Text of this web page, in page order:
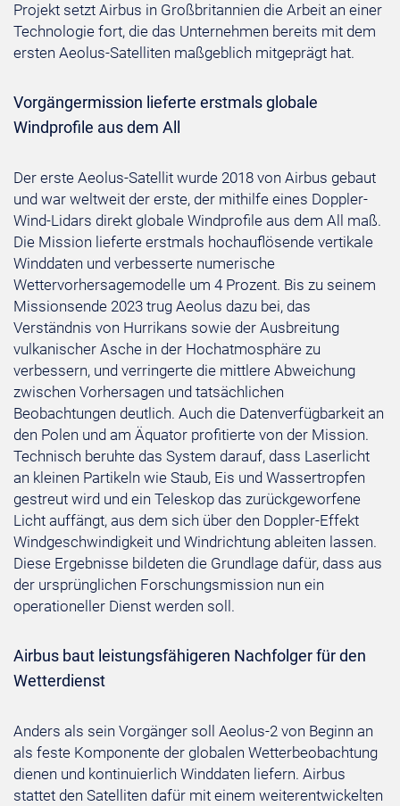
Projekt setzt Airbus in Großbritannien die Arbeit an einer
Technologie fort, die das Unternehmen bereits mit dem
ersten Aeolus-Satelliten maßgeblich mitgeprägt hat.
Vorgängermission lieferte erstmals globale
Windprofile aus dem All
Der erste Aeolus-Satellit wurde 2018 von Airbus gebaut
und war weltweit der erste, der mithilfe eines Doppler-
Wind-Lidars direkt globale Windprofile aus dem All maß.
Die Mission lieferte erstmals hochauflösende vertikale
Winddaten und verbesserte numerische
Wettervorhersagemodelle um 4 Prozent. Bis zu seinem
Missionsende 2023 trug Aeolus dazu bei, das
Verständnis von Hurrikans sowie der Ausbreitung
vulkanischer Asche in der Hochatmosphäre zu
verbessern, und verringerte die mittlere Abweichung
zwischen Vorhersagen und tatsächlichen
Beobachtungen deutlich. Auch die Datenverfügbarkeit an
den Polen und am Äquator profitierte von der Mission.
Technisch beruhte das System darauf, dass Laserlicht
an kleinen Partikeln wie Staub, Eis und Wassertropfen
gestreut wird und ein Teleskop das zurückgeworfene
Licht auffängt, aus dem sich über den Doppler-Effekt
Windgeschwindigkeit und Windrichtung ableiten lassen.
Diese Ergebnisse bildeten die Grundlage dafür, dass aus
der ursprünglichen Forschungsmission nun ein
operationeller Dienst werden soll.
Airbus baut leistungsfähigeren Nachfolger für den
Wetterdienst
Anders als sein Vorgänger soll Aeolus-2 von Beginn an
als feste Komponente der globalen Wetterbeobachtung
dienen und kontinuierlich Winddaten liefern. Airbus
stattet den Satelliten dafür mit einem weiterentwickelten